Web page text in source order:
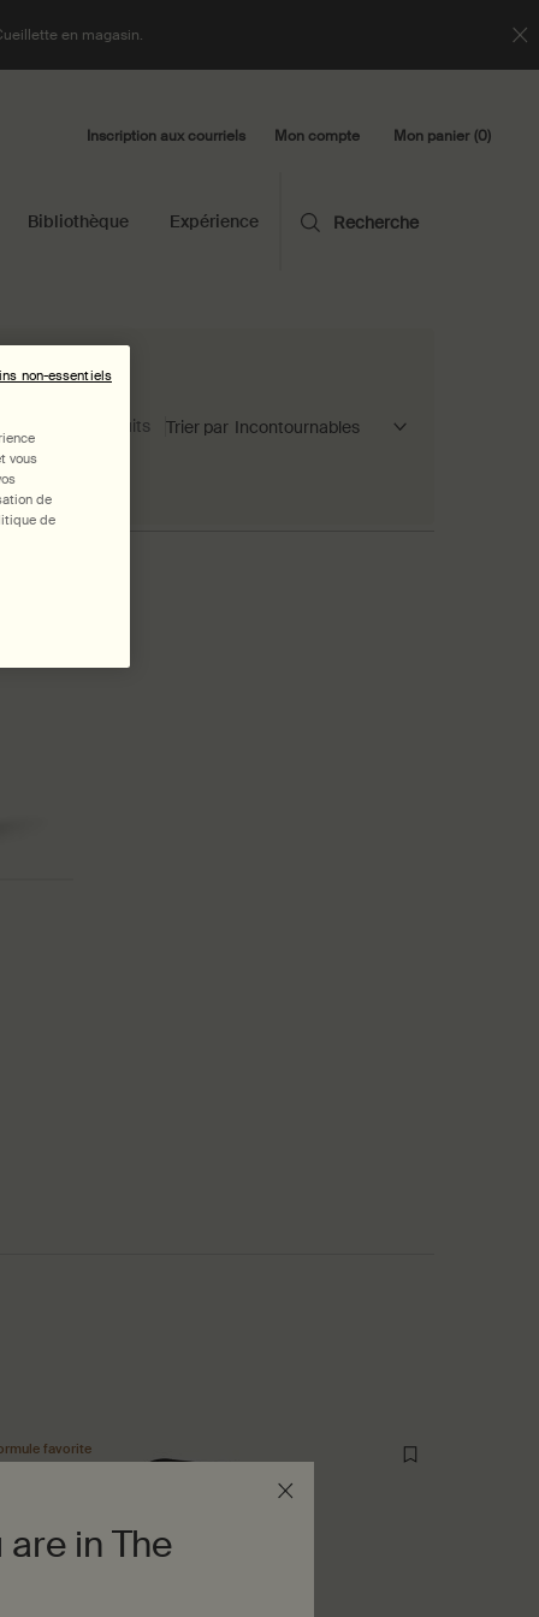
en magasin.
Inscription aux courriels Mon compte Mon panier 0
0 product in cart
Bibliothèque Expérience Recherche
2 produits Trier par
favorite
vous
de
de
non-essentiels
are in The